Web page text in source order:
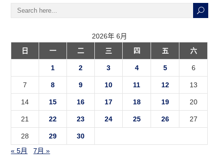
2026年 6月
日
一 二 三 四 五 六
1 2 3 4 5 6
7 8 9 10 11 12 13
14 15 16 17 18 19 20
21 22 23 24 25 26 27
28 29
30
« 5月
7月 »